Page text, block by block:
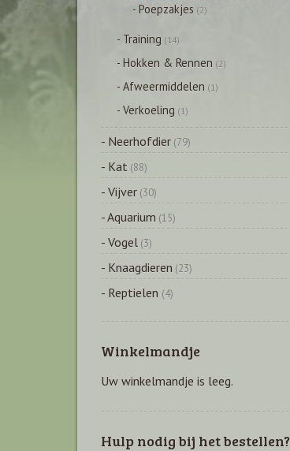
- Poepzakjes (2)
- Training (14)
- Hokken & Rennen (2)
- Afweermiddelen (1)
- Verkoeling (1)
- Neerhofdier (79)
- Kat (88)
- Vijver (30)
- Aquarium (15)
- Vogel (3)
- Knaagdieren (23)
- Reptielen (4)
Winkelmandje
Uw winkelmandje is leeg.
Hulp nodig bij het bestellen?